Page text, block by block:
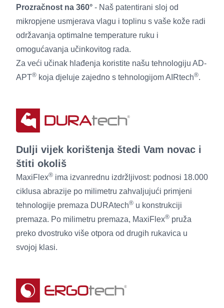
Prozračnost na 360° - Naš patentirani sloj od
mikropjene usmjerava vlagu i toplinu s vaše kože radi
održavanja optimalne temperature ruku i
omogućavanja učinkovitog rada.
Za veći učinak hlađenja koristite našu tehnologiju AD-
APT® koja djeluje zajedno s tehnologijom AIRtech®.
Dulji vijek korištenja štedi Vam novac i
štiti okoliš
MaxiFlex® ima izvanrednu izdržljivost: podnosi 18.000
ciklusa abrazije po milimetru zahvaljujući primjeni
tehnologije premaza DURAtech® u konstrukciji
premaza. Po milimetru premaza, MaxiFlex® pruža
preko dvostruko više otpora od drugih rukavica u
svojoj klasi.